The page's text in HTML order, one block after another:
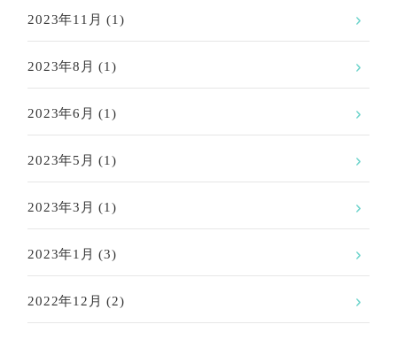
2023年11月 (1)
2023年8月 (1)
2023年6月 (1)
2023年5月 (1)
2023年3月 (1)
2023年1月 (3)
2022年12月 (2)